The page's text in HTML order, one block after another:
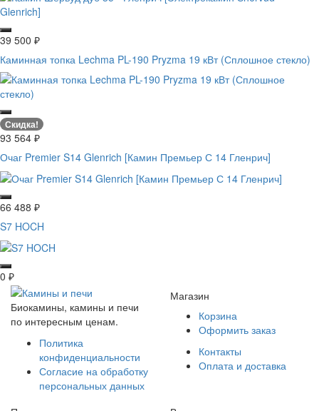
39 500 ₽
Каминная топка Lechma PL-190 Pryzma 19 кВт (Сплошное стекло)
Скидка!
93 564 ₽
Очаг Premier S14 Glenrich [Камин Премьер С 14 Гленрич]
66 488 ₽
S7 HOCH
0 ₽
Биокамины, камины и печи
по интересным ценам.
Политика
конфиденциальности
Согласие на обработку
персональных данных
Магазин
Корзина
Оформить заказ
Контакты
Оплата и доставка